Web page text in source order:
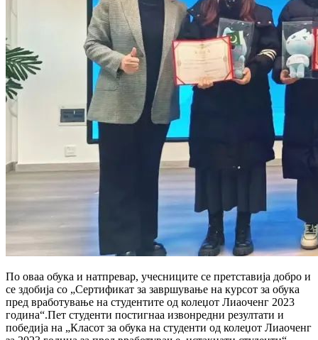
По оваа обука и натпревар, учесниците се претставија добро и
се здобија со „Сертификат за завршување на курсот за обука
пред вработување на студентите од колеџот Лиаоченг 2023
година“.Пет студенти постигнаа извонредни резултати и
победија на „Класот за обука на студенти од колеџот Лиаоченг